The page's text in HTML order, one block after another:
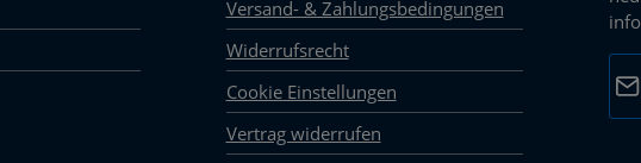
Versand- & Zahlungsbedingungen
Widerrufsrecht
Cookie Einstellungen
Vertrag widerrufen